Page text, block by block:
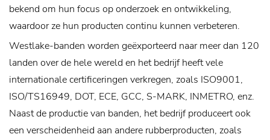
bekend om hun focus op onderzoek en ontwikkeling,
waardoor ze hun producten continu kunnen verbeteren.
Westlake-banden worden geëxporteerd naar meer dan 120
landen over de hele wereld en het bedrijf heeft vele
internationale certificeringen verkregen, zoals ISO9001,
ISO/TS16949, DOT, ECE, GCC, S-MARK, INMETRO, enz.
Naast de productie van banden, het bedrijf produceert ook
een verscheidenheid aan andere rubberproducten, zoals